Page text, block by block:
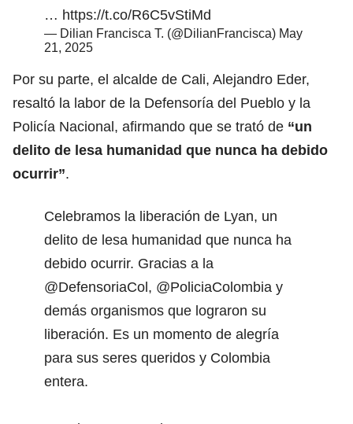
… https://t.co/R6C5vStiMd
— Dilian Francisca T. (@DilianFrancisca) May
21, 2025
Por su parte, el alcalde de Cali, Alejandro Eder,
resaltó la labor de la Defensoría del Pueblo y la
Policía Nacional, afirmando que se trató de “un
delito de lesa humanidad que nunca ha debido
ocurrir”.
Celebramos la liberación de Lyan, un
delito de lesa humanidad que nunca ha
debido ocurrir. Gracias a la
@DefensoriaCol, @PoliciaColombia y
demás organismos que lograron su
liberación. Es un momento de alegría
para sus seres queridos y Colombia
entera.